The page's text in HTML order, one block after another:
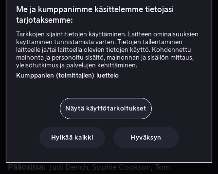
HD
Vuokraa 4,99 €
Osta 9,99 €
Joan saa assistentin paikan huippusalaisessa,
Joan saa assistentin paikan huippusalaisessa,
atomiaseisiin keskittyvässä projektissa. Hän ystävystyy
tämän serkkuun, karismaattiseen Leoon.
Pääosissa Judi Dench Sophie Cookson
Tom
Me ja kumppanimme käsittelemme tietojasi
tarjotaksemme:
Tarkkojen sijaintitietojen käyttäminen. Laitteen ominaisuuksien
käyttäminen tunnistamista varten. Tietojen tallentaminen
laitteelle ja/tai laitteella olevien tietojen käyttö. Kohdennettu
mainonta ja personoitu sisältö, mainonnan ja sisällön mittaus,
yleisötutkimus ja palvelujen kehittäminen.
Kumppanien (toimittajien) luettelo
Näytä käyttötarkoitukset
Hylkää kaikki Hyväksyn